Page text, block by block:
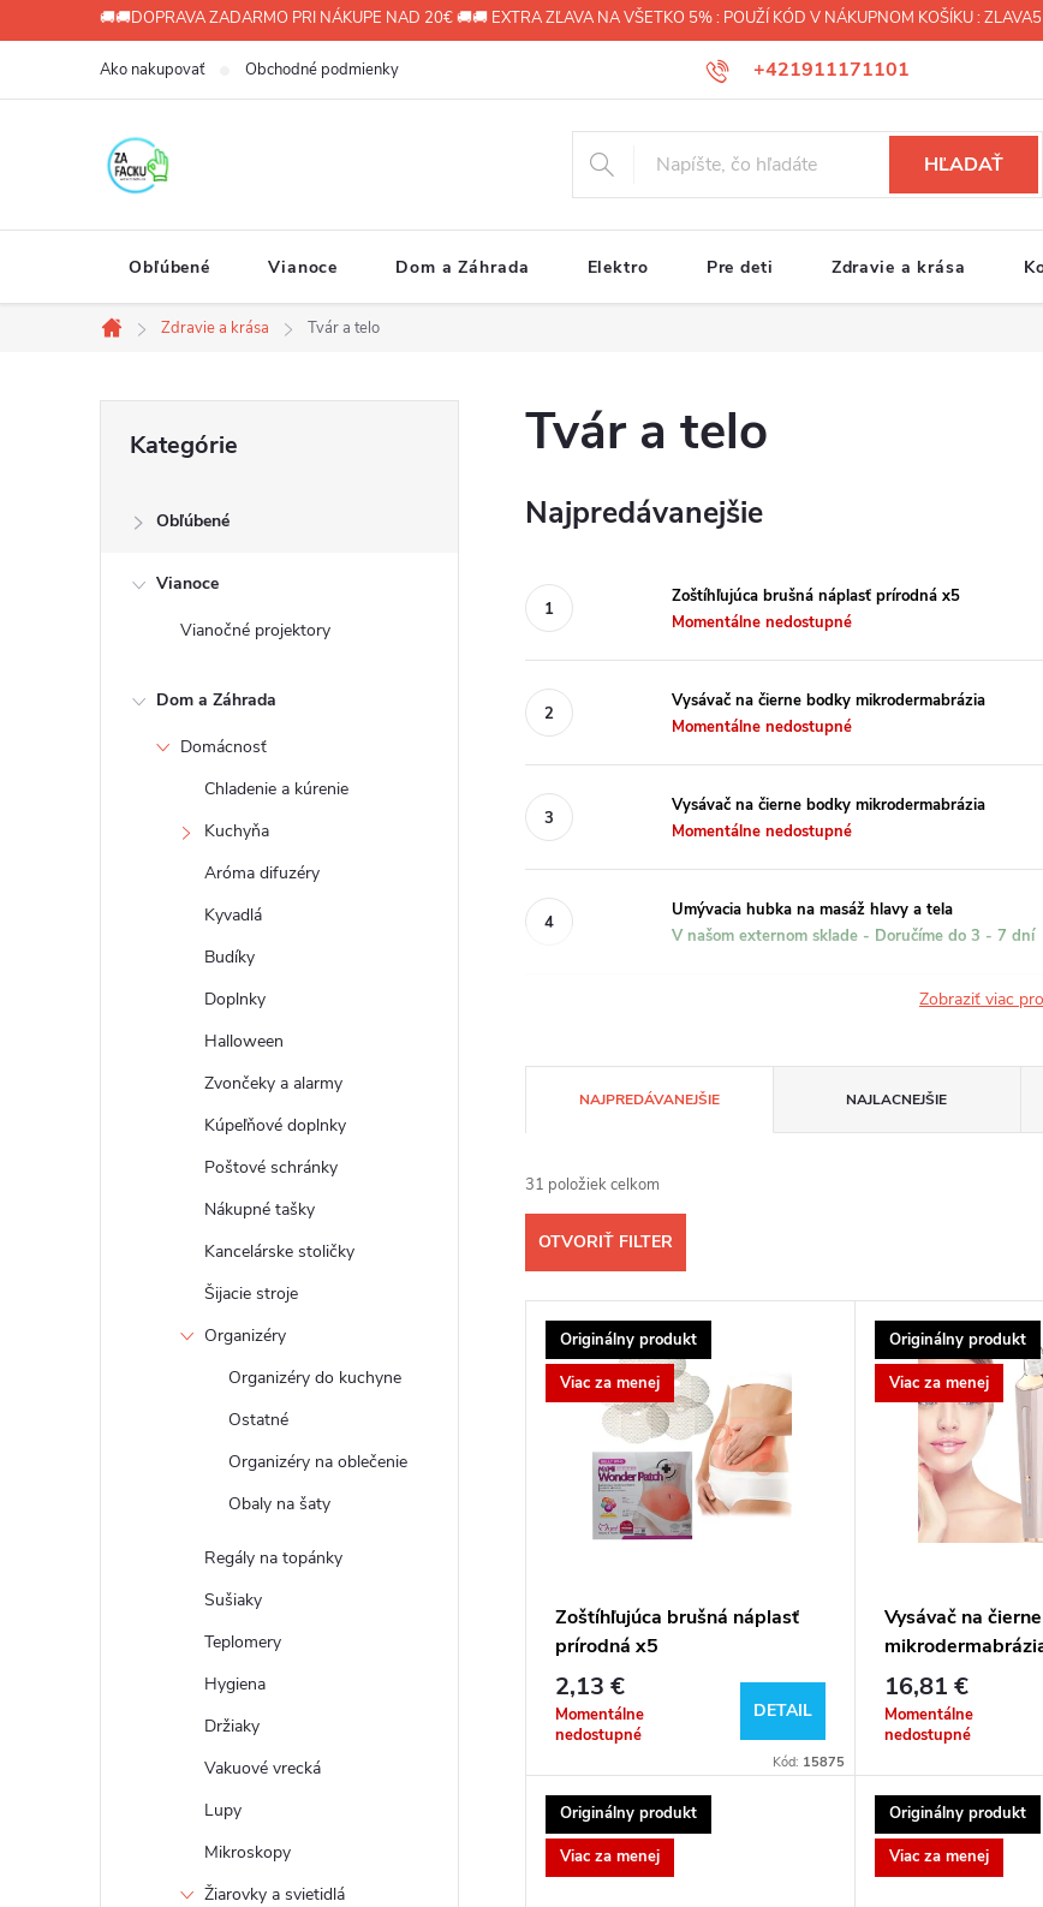
na
🚚🚚DOPRAVA ZADARMO PRI NÁKUPE NAD 20€ 🚚🚚 EXTRA ZĽAVA NA VŠETKO 5% : POUŽÍ KÓD V NÁKUPNOM KOŠÍKU : ZLAVA5
+421911171101
Ako nakupovať Obchodné podmienky
HĽADAŤ
Obľúbené Vianoce Dom a Záhrada Elektro Pre deti Zdravie a krása
Domov
Zdravie a krása Tvár a telo
kategórie
Kategórie
Obľúbené
Vianoce
Vianočné projektory
Dom a Záhrada
Domácnosť
Chladenie a kúrenie
Kuchyňa
Aróma difuzéry
Kyvadlá
Budíky
Doplnky
Halloween
Zvončeky a alarmy
Kúpeľňové doplnky
Poštové schránky
Nákupné tašky
Kancelárske stoličky
Šijacie stroje
Organizéry
Organizéry do kuchyne
Ostatné
Organizéry na oblečenie
Obaly na šaty
Regály na topánky
Sušiaky
Teplomery
Hygiena
Držiaky
Vakuové vrecká
Lupy
Mikroskopy
Žiarovky a svietidlá
Tvár a telo
Najpredávanejšie
Zoštíhľujúca brušná náplasť prírodná x5
Momentálne nedostupné
Vysávač na čierne bodky mikrodermabrázia
Momentálne nedostupné
Vysávač na čierne bodky mikrodermabrázia
Momentálne nedostupné
Umývacia hubka na masáž hlavy a tela
V našom externom sklade - Doručíme do 3 - 7 dní
Zobraziť viac
a
d
e
n
k
NAJPREDÁVANEJŠIE NAJLACNEJŠIE
31 položiek celkom
OTVORIŤ FILTER
V
ý
d
u
Originálny produkt
Viac za menej
Zoštíhľujúca brušná náplasť
prírodná x5
2,13 €
Momentálne
nedostupné
DETAIL
Kód: 15875
Originálny produkt
Viac za menej
Vysávač na
16,81 €
Momentálne
nedostupné
Originálny produkt
Viac za menej
Originálny produkt
Viac za menej